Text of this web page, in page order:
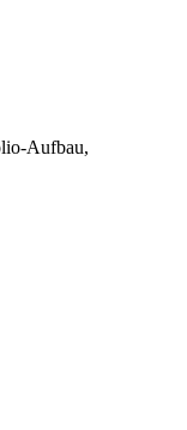
Aufbau,